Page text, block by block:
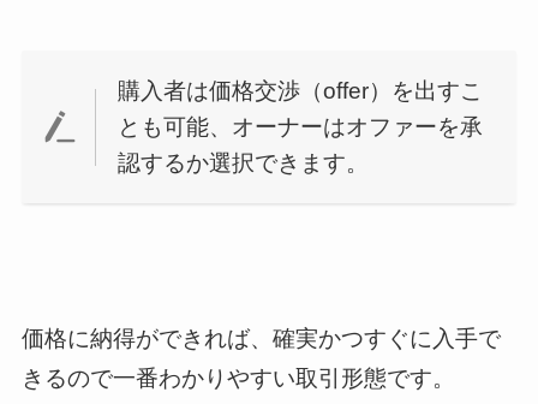
購入者は価格交渉（offer）を出すこ
とも可能、オーナーはオファーを承
認するか選択できます。
価格に納得ができれば、確実かつすぐに入手で
きるので一番わかりやすい取引形態です。